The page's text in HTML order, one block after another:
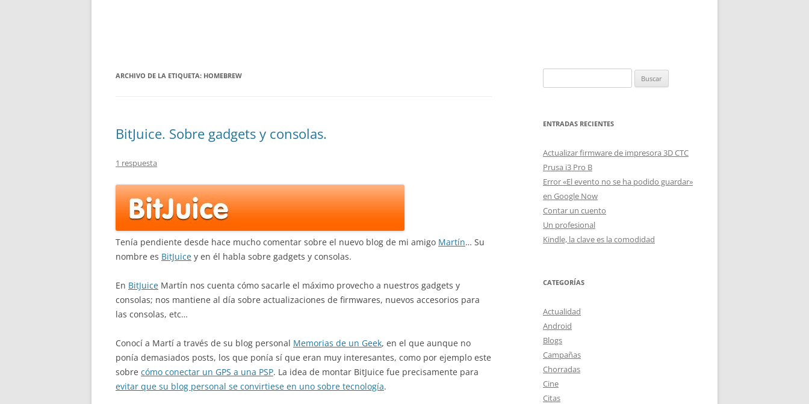
ARCHIVO DE LA ETIQUETA: HOMEBREW
BitJuice. Sobre gadgets y consolas.
1 respuesta
Tenía pendiente desde hace mucho comentar sobre el nuevo blog de mi amigo Martín… Su
nombre es BitJuice y en él habla sobre gadgets y consolas.
En BitJuice Martín nos cuenta cómo sacarle el máximo provecho a nuestros gadgets y
consolas; nos mantiene al día sobre actualizaciones de firmwares, nuevos accesorios para
las consolas, etc…
Conocí a Martí a través de su blog personal Memorias de un Geek, en el que aunque no
ponía demasiados posts, los que ponía sí que eran muy interesantes, como por ejemplo este
sobre cómo conectar un GPS a una PSP. La idea de montar BitJuice fue precisamente para
evitar que su blog personal se convirtiese en uno sobre tecnología.
ENTRADAS RECIENTES
Actualizar firmware de impresora 3D CTC
Prusa i3 Pro B
Error «El evento no se ha podido guardar»
en Google Now
Contar un cuento
Un profesional
Kindle, la clave es la comodidad
CATEGORÍAS
Actualidad
Android
Blogs
Campañas
Chorradas
Cine
Citas